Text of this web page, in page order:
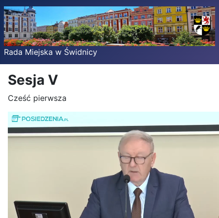
Rada Miejska w Świdnicy
Sesja V
Cześć pierwsza